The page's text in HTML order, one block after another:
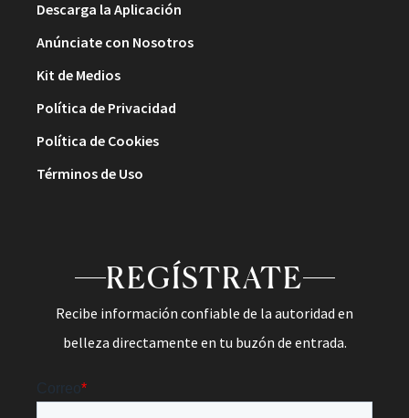
Descarga la Aplicación
Anúnciate con Nosotros
Kit de Medios
Política de Privacidad
Política de Cookies
Términos de Uso
REGÍSTRATE
Recibe información confiable de la autoridad en
belleza directamente en tu buzón de entrada.